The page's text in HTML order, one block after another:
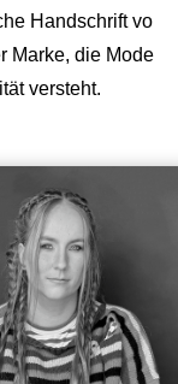
Handschrift vo
Marke, die Mode
versteht.